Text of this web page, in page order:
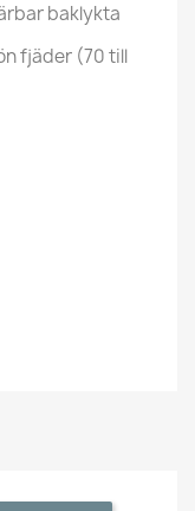
baklykta
fjäder (70 till